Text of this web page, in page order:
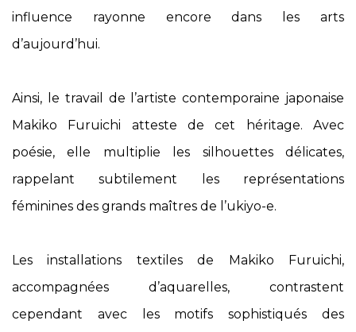
influence rayonne encore dans les arts
d’aujourd’hui.
Ainsi, le travail de l’artiste contemporaine japonaise
Makiko Furuichi atteste de cet héritage. Avec
poésie, elle multiplie les silhouettes délicates,
rappelant subtilement les représentations
féminines des grands maîtres de l’ukiyo-e.
Les installations textiles de Makiko Furuichi,
accompagnées d’aquarelles, contrastent
cependant avec les motifs sophistiqués des